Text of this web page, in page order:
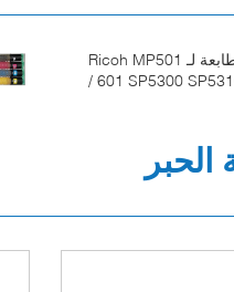
خراطيش حبر الطابعة لـ Ricoh MP501
/ 601 SP5300